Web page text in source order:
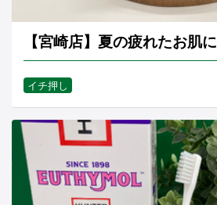
【宮崎店】夏の疲れたお肌に
イチ押し